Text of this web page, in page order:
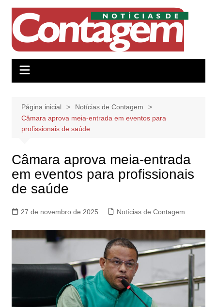
conteúdo
Página inicial
Notícias de Contagem
Câmara aprova meia-entrada em eventos para
profissionais de saúde
Câmara aprova meia-entrada
em eventos para profissionais
de saúde
27 de novembro de 2025 Notícias de Contagem